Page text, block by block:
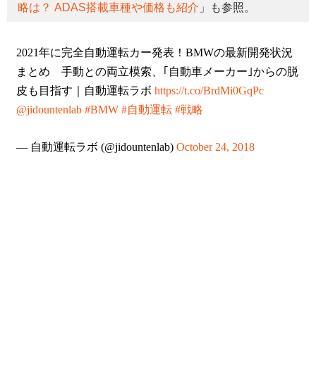
略は？ ADAS搭載車種や価格も紹介 」も参照。
2021年に完全自動運転カー発表！BMWの最新開発状況
まとめ 手動との両立模索、｢自動車メーカー｣からの脱
皮も目指す｜自動運転ラボ https://t.co/BrdMi0GqPc
@jidountenlab #BMW #自動運転 #戦略
— 自動運転ラボ (@jidountenlab) October 24, 2018